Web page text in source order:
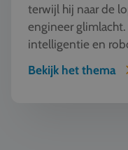
terwijl hij naar de
engineer
intelligentie en
machine ziet, l...
Bekijk het thema